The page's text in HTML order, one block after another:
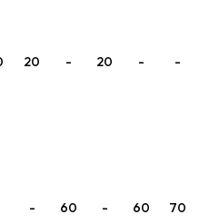
20 - 20 - -
- 60 - 60 70